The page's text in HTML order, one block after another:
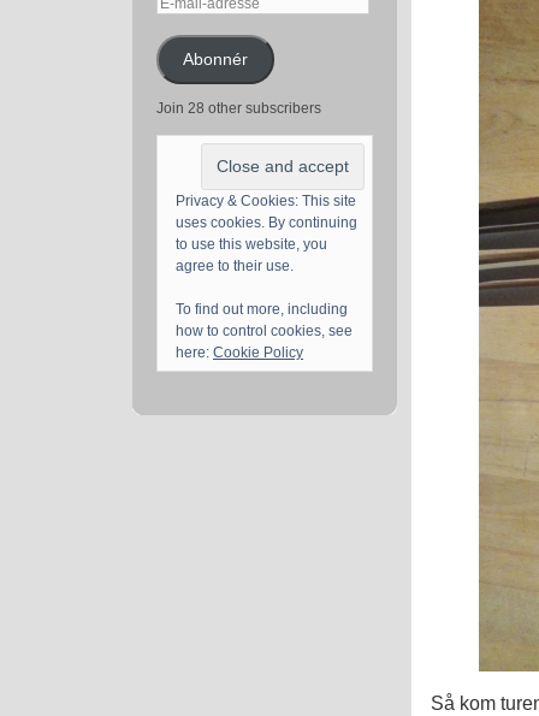
adresseAbonnér
Join 28 other subscribers
Privacy & Cookies: This site
uses cookies. By continuing
to use this website, you
agree to their use.
To find out more, including
how to control cookies, see
here: Cookie Policy
Så kom